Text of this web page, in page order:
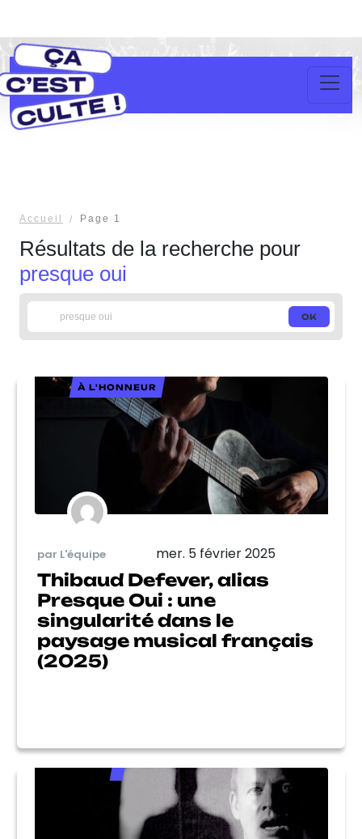
Accueil Page 1
Résultats de la recherche pour
presque oui
À L'HONNEUR
par L'équipe mer. 5 février 2025
Thibaud Defever, alias
Presque Oui : une
singularité dans le
paysage musical français
(2025)